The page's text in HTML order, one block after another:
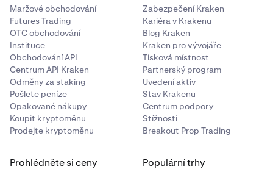
Maržové obchodování
Futures Trading
OTC obchodování
Instituce
Obchodování API
Centrum API Kraken
Odměny za staking
Pošlete peníze
Opakované nákupy
Koupit kryptoměnu
Prodejte kryptoměnu
Zabezpečení Kraken
Kariéra v Krakenu
Blog Kraken
Kraken pro vývojáře
Tisková místnost
Partnerský program
Uvedení aktiv
Stav Krakenu
Centrum podpory
Stížnosti
Breakout Prop Trading
Prohlédněte si ceny Populární trhy